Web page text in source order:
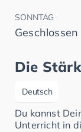
SONNTAG
Geschlossen
Die
Deutsch
Du kannst
Unterricht in